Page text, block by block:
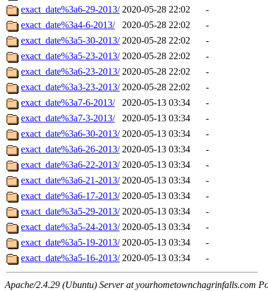
exact_date%3a6-29-2013/ 2020-05-28 22:02
-
exact_date%3a4-6-2013/
2020-05-28 22:02
-
exact_date%3a5-30-2013/ 2020-05-28 22:02
-
exact_date%3a5-23-2013/ 2020-05-28 22:02
-
exact_date%3a6-23-2013/ 2020-05-28 22:02
-
exact_date%3a3-23-2013/ 2020-05-28 22:02
-
exact_date%3a7-6-2013/
2020-05-13 03:34
-
exact_date%3a7-3-2013/
2020-05-13 03:34
-
exact_date%3a6-30-2013/ 2020-05-13 03:34
-
exact_date%3a6-26-2013/ 2020-05-13 03:34
-
exact_date%3a6-22-2013/ 2020-05-13 03:34
-
exact_date%3a6-21-2013/ 2020-05-13 03:34
-
exact_date%3a6-17-2013/ 2020-05-13 03:34
-
exact_date%3a5-29-2013/ 2020-05-13 03:34
-
exact_date%3a5-24-2013/ 2020-05-13 03:34
-
exact_date%3a5-19-2013/ 2020-05-13 03:34
-
exact_date%3a5-16-2013/ 2020-05-13 03:34 -
Apache/2.4.29 (Ubuntu) Server at yourhometownchagrinfalls.com